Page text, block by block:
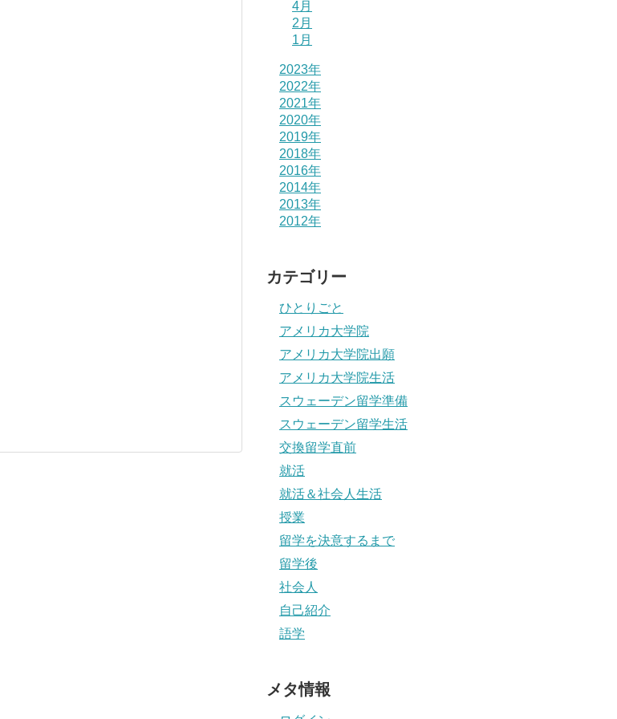
4月
2月
1月
2023年
2022年
2021年
2020年
2019年
2018年
2016年
2014年
2013年
2012年
カテゴリー
ひとりごと
アメリカ大学院
アメリカ大学院出願
アメリカ大学院生活
スウェーデン留学準備
スウェーデン留学生活
交換留学直前
就活
就活＆社会人生活
授業
留学を決意するまで
留学後
社会人
自己紹介
語学
メタ情報